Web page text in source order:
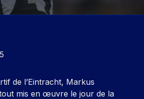
de l’Eintracht, Markus
mis en œuvre le jour de la